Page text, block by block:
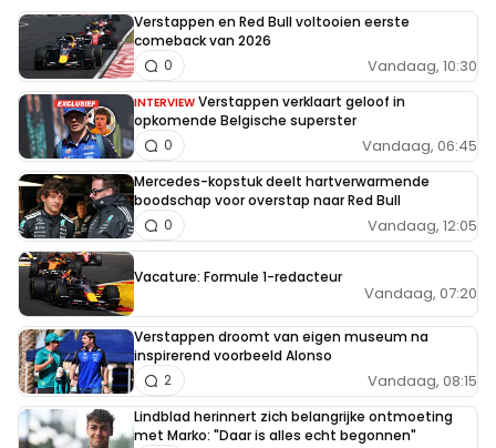
Verstappen en Red Bull voltooien eerste
comeback van 2026
Vandaag, 10:30
0
INTERVIEW Verstappen verklaart geloof in
opkomende Belgische superster
Vandaag, 06:45
0
Mercedes-kopstuk deelt hartverwarmende
boodschap voor overstap naar Red Bull
Vandaag, 12:05
0
Vacature: Formule 1-redacteur
Vandaag, 07:20
Verstappen droomt van eigen museum na
inspirerend voorbeeld Alonso
Vandaag, 08:15
2
Lindblad herinnert zich belangrijke ontmoeting
met Marko: "Daar is alles echt begonnen"